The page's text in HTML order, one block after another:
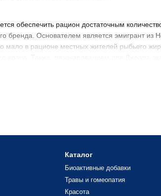
обеспечить рацион достаточным
бренда. Основателем является эмигрант
мало в рационе местных жителей рыбьего
для производства выступает свежая рыба из
рецептами с формулами для
включающий глюкозамин и коэнзим Q10,
Каталог
Биоактивные добавки
Травы и гомеопатия
Красота